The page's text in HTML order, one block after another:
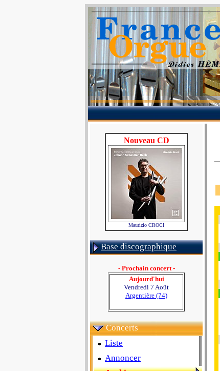
Nouveau CD
Maurizio CROCI
Base discographique
- Prochain concert -
Aujourd'hui
Vendredi 7 Août
Argentière (74)
Concerts
Liste
Annoncer